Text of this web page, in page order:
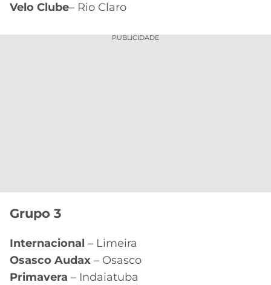
Velo Clube– Rio Claro
PUBLICIDADE
Grupo 3
Internacional – Limeira
Osasco Audax – Osasco
Primavera – Indaiatuba